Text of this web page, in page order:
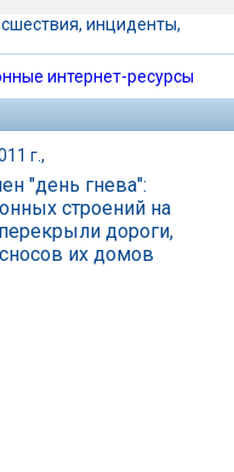
инциденты,
интернет-ресурсы
г.,
"день гнева":
строений на
дороги,
их домов